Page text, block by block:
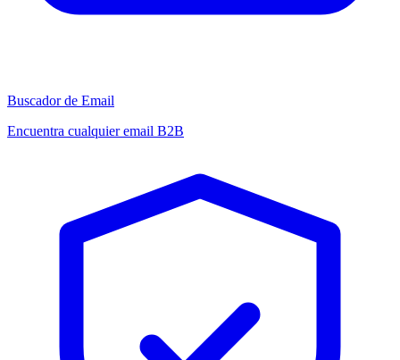
Buscador de Email
Encuentra cualquier email B2B